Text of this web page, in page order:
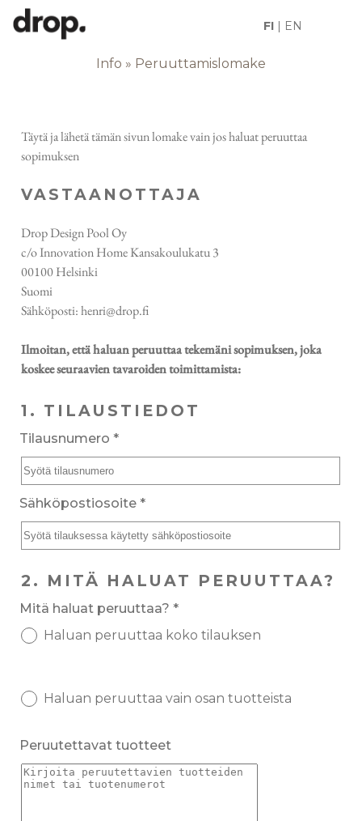
FI | EN
PERUUTTAMISLOMAKE
Info » Peruuttamislomake
Täytä ja lähetä tämän sivun lomake vain jos haluat peruuttaa
sopimuksen
VASTAANOTTAJA
Drop Design Pool Oy
c/o Innovation Home Kansakoulukatu 3
00100 Helsinki
Suomi
Sähköposti: henri@drop.fi
Ilmoitan, että haluan peruuttaa tekemäni sopimuksen, joka
koskee seuraavien tavaroiden toimittamista:
1. TILAUSTIEDOT
Tilausnumero *
Sähköpostiosoite *
2. MITÄ HALUAT PERUUTTAA?
Mitä haluat peruuttaa? *
Haluan peruuttaa koko tilauksen
Haluan peruuttaa vain osan tuotteista
Peruutettavat tuotteet